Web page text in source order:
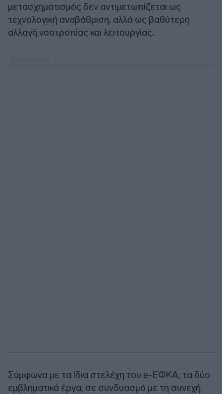
μετασχηματισμός δεν αντιμετωπίζεται ως
τεχνολογική αναβάθμιση, αλλά ως βαθύτερη
αλλαγή νοοτροπίας και λειτουργίας.
Σύμφωνα με τα ίδια στελέχη του e-ΕΦΚΑ, τα δύο
εμβληματικά έργα, σε συνδυασμό με τη συνεχή